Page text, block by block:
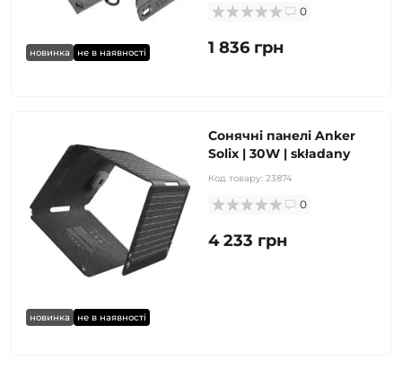
новинка не в наявності
0
1 836 грн
новинка не в наявності
Сонячні панелі Anker
Solix | 30W | składany
Код товару: 23874
0
4 233 грн